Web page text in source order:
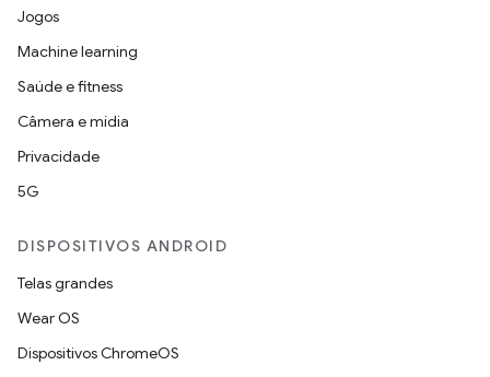
Jogos
Machine learning
Saúde e fitness
Câmera e mídia
Privacidade
5G
DISPOSITIVOS ANDROID
Telas grandes
Wear OS
Dispositivos ChromeOS